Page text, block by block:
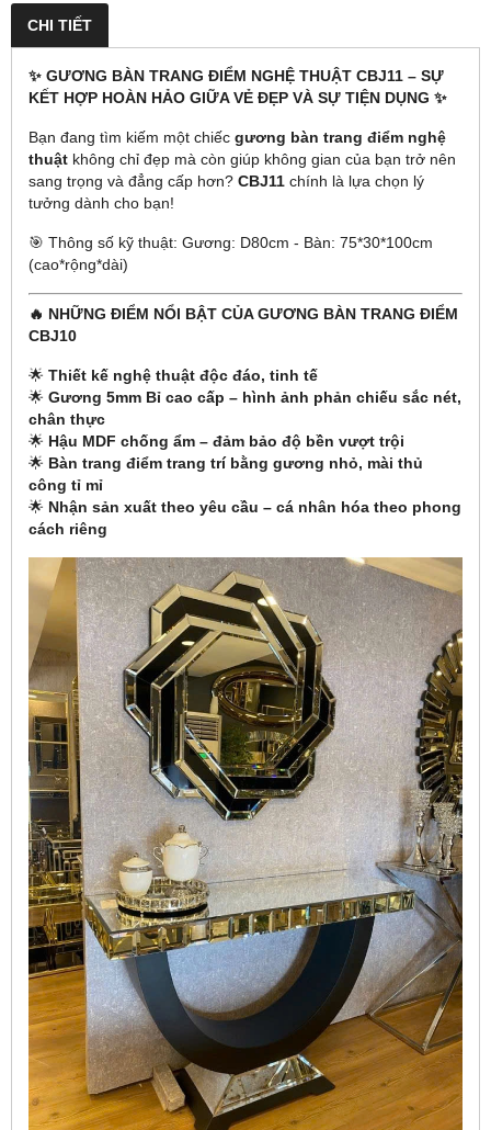
CHI TIẾT
✨ GƯƠNG BÀN TRANG ĐIỂM NGHỆ THUẬT CBJ11 – SỰ
KẾT HỢP HOÀN HẢO GIỮA VẺ ĐẸP VÀ SỰ TIỆN DỤNG ✨
Bạn đang tìm kiếm một chiếc gương bàn trang điểm nghệ
thuật không chỉ đẹp mà còn giúp không gian của bạn trở nên
sang trọng và đẳng cấp hơn? CBJ11 chính là lựa chọn lý
tưởng dành cho bạn!
🎯 Thông số kỹ thuật: Gương: D80cm - Bàn: 75*30*100cm
(cao*rộng*dài)
🔥 NHỮNG ĐIỂM NỔI BẬT CỦA GƯƠNG BÀN TRANG ĐIỂM
CBJ10
🌟 Thiết kế nghệ thuật độc đáo, tinh tế
🌟 Gương 5mm Bỉ cao cấp – hình ảnh phản chiếu sắc nét,
chân thực
🌟 Hậu MDF chống ẩm – đảm bảo độ bền vượt trội
🌟 Bàn trang điểm trang trí bằng gương nhỏ, mài thủ
công tỉ mỉ
🌟 Nhận sản xuất theo yêu cầu – cá nhân hóa theo phong
cách riêng